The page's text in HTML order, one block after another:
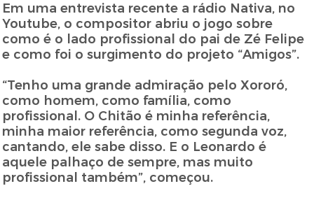
Em uma entrevista recente a rádio Nativa, no
Youtube, o compositor abriu o jogo sobre
como é o lado profissional do pai de Zé Felipe
e como foi o surgimento do projeto “Amigos”.
“Tenho uma grande admiração pelo Xororó,
como homem, como família, como
profissional. O Chitão é minha referência,
minha maior referência, como segunda voz,
cantando, ele sabe disso. E o Leonardo é
aquele palhaço de sempre, mas muito
profissional também”, começou.